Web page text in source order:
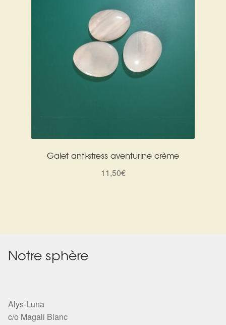
Galet anti-stress aventurine crème
11,50€
Notre sphère
Alys-Luna
c/o Magali Blanc